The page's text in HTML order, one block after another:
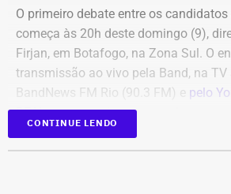
O primeiro debate entre os
começa às 20h deste domingo (9),
Firjan, em Botafogo, na Zona Sul. O
transmissão ao vivo pela Band, na TV
BandNews FM Rio (90.3 FM) e pelo
REAL, em parceria com a emissora.
Participam do debate André Marinho
CONTINUE LENDO